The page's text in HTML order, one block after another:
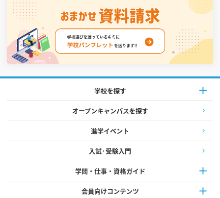
学校を探す
オープンキャンパスを探す
進学イベント
入試·受験入門
学問・仕事・資格ガイド
会員向けコンテンツ